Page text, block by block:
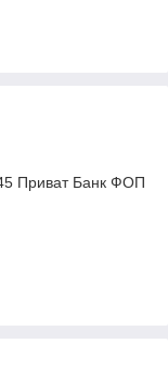
Приват Банк ФОП